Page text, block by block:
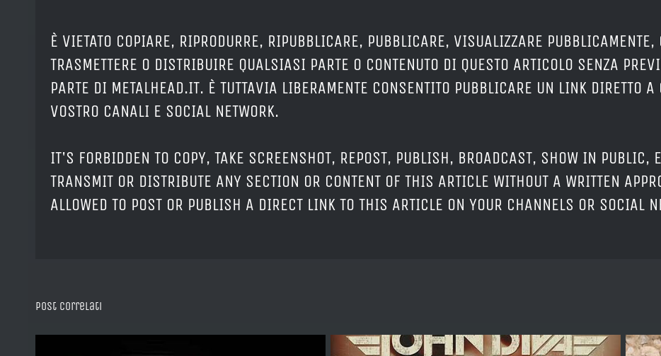
È VIETATO COPIARE, RIPRODURRE, RIPUBBLICARE, PUBBLICARE, VISUALIZZARE PUBBLICAMENTE,
TRASMETTERE O DISTRIBUIRE QUALSIASI PARTE O CONTENUTO DI QUESTO ARTICOLO SENZA
PARTE DI METALHEAD.IT. È TUTTAVIA LIBERAMENTE CONSENTITO PUBBLICARE UN LINK DIRETTO A
VOSTRO CANALI E SOCIAL NETWORK.
IT'S FORBIDDEN TO COPY, TAKE SCREENSHOT, REPOST, PUBLISH, BROADCAST, SHOW IN PUBLIC,
TRANSMIT OR DISTRIBUTE ANY SECTION OR CONTENT OF THIS ARTICLE WITHOUT A WRITTEN
ALLOWED TO POST OR PUBLISH A DIRECT LINK TO THIS ARTICLE ON YOUR CHANNELS OR SOCIAL
Post correlati